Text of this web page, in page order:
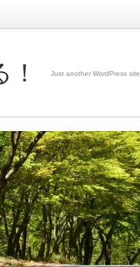
Just another WordPress site